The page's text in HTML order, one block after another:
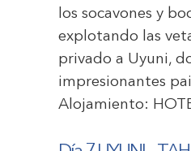
los socavones y
explotando las
privado a Uyuni,
impresionantes
Alojamiento: